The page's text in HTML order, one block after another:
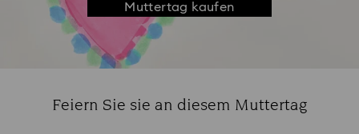
Muttertag kaufen
Feiern Sie sie an diesem Muttertag